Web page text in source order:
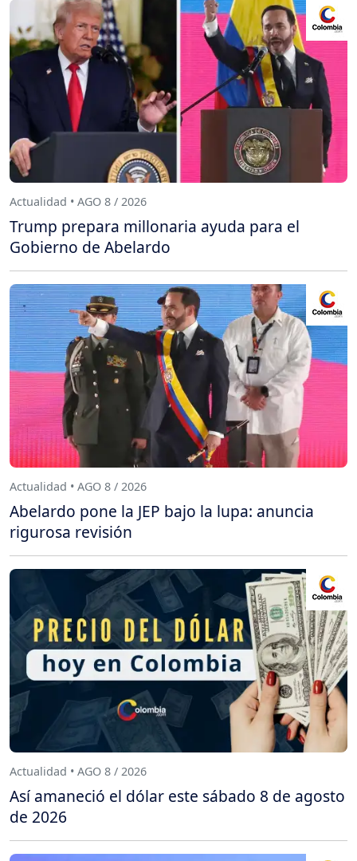
Actualidad • AGO 8 / 2026
Trump prepara millonaria ayuda para el
Gobierno de Abelardo
Actualidad • AGO 8 / 2026
Abelardo pone la JEP bajo la lupa: anuncia
rigurosa revisión
Actualidad • AGO 8 / 2026
Así amaneció el dólar este sábado 8 de agosto
de 2026